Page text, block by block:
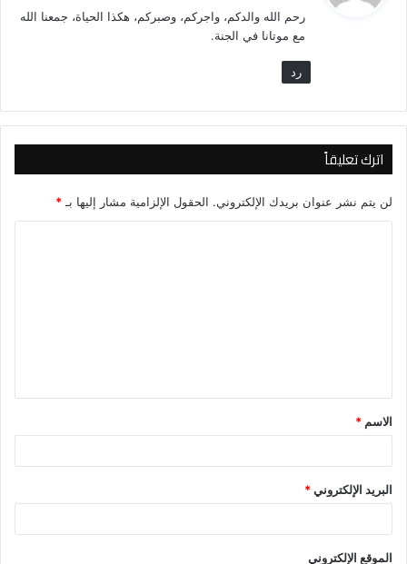
ل
رحم الله والدكم، واجركم، وصبركم، هكذا الحياة، جمعنا الله
مع موتانا في الجنة.
رد
اترك تعليقاً
لن يتم نشر عنوان بريدك الإلكتروني. الحقول الإلزامية مشار إليها بـ *
ق
*
الاسم *
البريد الإلكتروني*
الموقع الإلكتروني